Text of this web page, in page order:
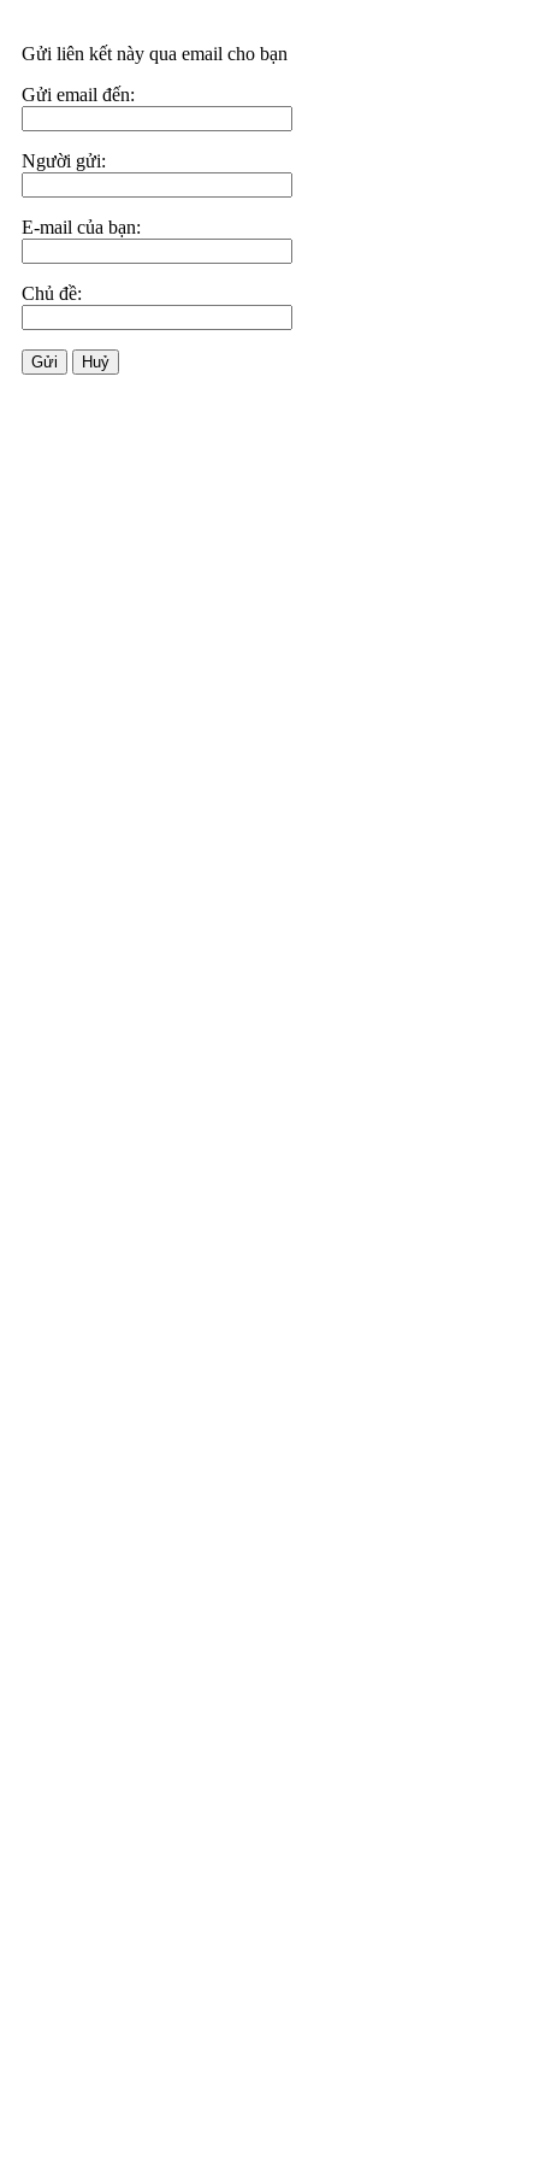
Gửi liên kết này qua email cho bạn
Gửi email đến:
Người gửi:
E-mail của bạn:
Chủ đề:
Gửi Huỷ